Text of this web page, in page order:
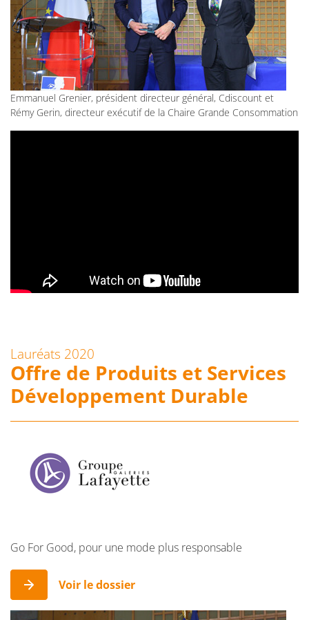
Emmanuel Grenier, président directeur général, Cdiscount et
Rémy Gerin, directeur exécutif de la Chaire Grande Consommation
Lauréats 2020
Offre de Produits et Services
Développement Durable
Go For Good, pour une mode plus responsable
Voir le dossier